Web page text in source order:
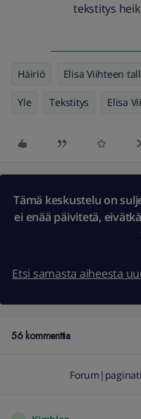
tekstitys
Häiriö Elisa Viihteen
Yle Tekstitys Elisa
Tämä keskustelu on
ei enää päivitetä,
Etsi samasta aiheesta
56 kommenttia